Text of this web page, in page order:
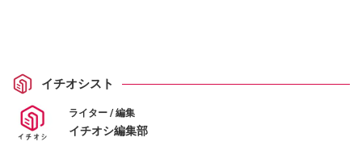
イチオシスト
ライター / 編集
イチオシ編集部